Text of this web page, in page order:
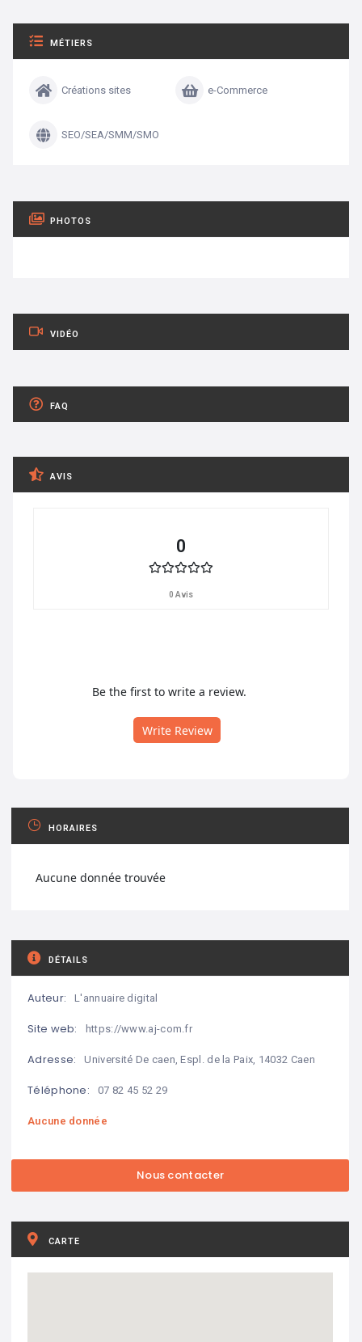
MÉTIERS
Créations sites e-Commerce
SEO/SEA/SMM/SMO
PHOTOS
VIDÉO
FAQ
AVIS
0
0 Avis
Be the first to write a review.
Write Review
HORAIRES
Aucune donnée trouvée
DÉTAILS
Auteur: L'annuaire digital
Site web: https://www.aj-com.fr
Adresse: Université De caen, Espl. de la Paix, 14032 Caen
Téléphone: 07 82 45 52 29
Aucune donnée
CARTE